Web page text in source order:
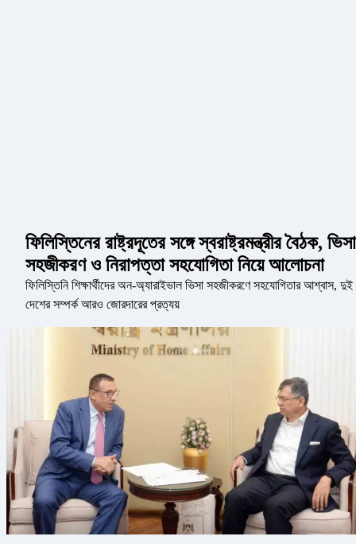
ফিলিস্তিনের রাষ্ট্রদূতের সঙ্গে স্বরাষ্ট্রমন্ত্রীর বৈঠক, ভিসা
সহজীকরণ ও নিরাপত্তা সহযোগিতা নিয়ে আলোচনা
ফিলিস্তিনি শিক্ষার্থীদের অন-অ্যারাইভাল ভিসা সহজীকরণে সহযোগিতার আশ্বাস, দুই
দেশের সম্পর্ক আরও জোরদারের প্রত্যয়